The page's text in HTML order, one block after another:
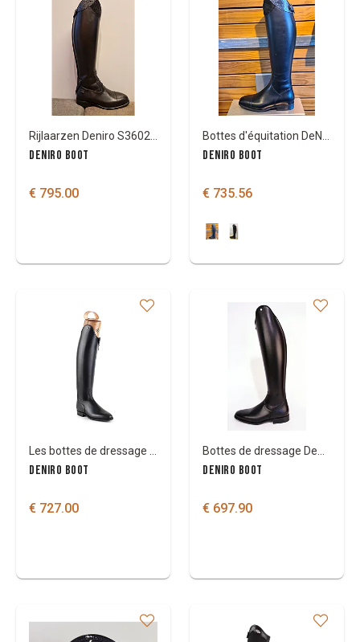
DENIRO BOOT
€ 795.00
DENIRO BOOT
€ 735.56
DENIRO BOOT
€ 727.00
DENIRO BOOT
€ 697.90